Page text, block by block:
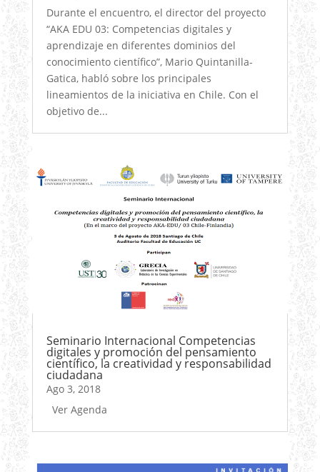
Durante el encuentro, el director del proyecto
“AKA EDU 03: Competencias digitales y
aprendizaje en diferentes dominios del
conocimiento científico”, Mario Quintanilla-
Gatica, habló sobre los principales
lineamientos de la iniciativa en Chile. Con el
objetivo de...
Seminario Internacional Competencias
digitales y promoción del pensamiento
científico, la creatividad y responsabilidad
ciudadana
Ago 3, 2018
Ver Agenda